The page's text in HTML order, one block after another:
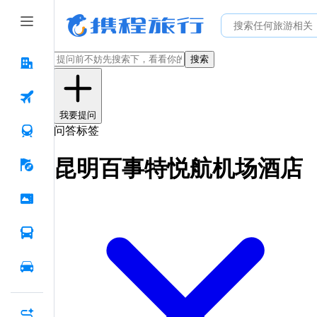
搜索
我要提问
问答标签
昆明百事特悦航机场酒店